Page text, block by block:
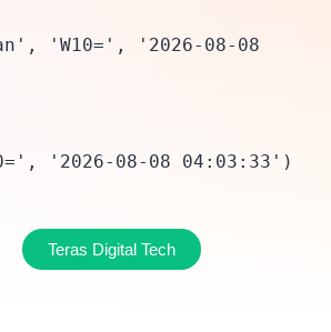
'W10=', '2026-08-08
'2026-08-08 04:03:33')
Teras Digital Tech